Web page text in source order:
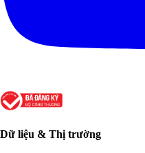
Dữ liệu & Thị trường